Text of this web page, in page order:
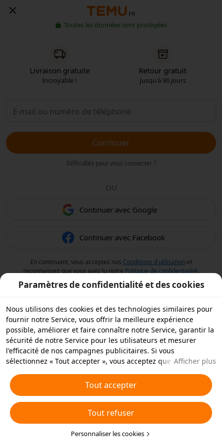
FR
Toutes les données sont protégées
Livraison gratuite
Incroyable !
Retour gratuit
Jusqu'à 90 jours
Continuer
Difficultés pour vous connecter ?
OU
Continuer avec Google
Continuer avec Facebook
En continuant, vous acceptez nos Conditions d'utilisation et
reconnaissez que vous avez lu notre Politique de confidentialité.
Paramètres de confidentialité et des cookies
Nous utilisons des cookies et des technologies similaires pour
fournir notre Service, vous offrir la meilleure expérience
possible, améliorer et faire connaître notre Service, garantir la
sécurité de notre Service pour les utilisateurs et mesurer
l'efficacité de nos campagnes publicitaires. Si vous
sélectionnez « Tout accepter », vous acceptez que nous et nos
similaires sur votre appareil à des fins publicitaires. Vous
pouvez aussi « rejeter tous » les cookies non essentiels ou
choisir les types de cookies que vous souhaitez accepter ou
rejeter à tout moment dans vos paramètres de confidentialité
ou en cliquant sur « Personnaliser les cookies » ci-dessous.
Pour plus de détails, consultez notrePolitique relative aux
Afficher plus
Tout accepter
Tout refuser
Personnaliser les cookies